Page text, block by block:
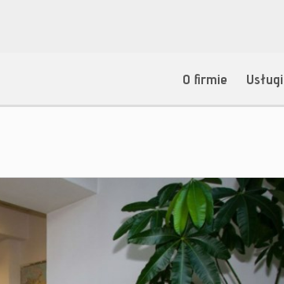
O firmie Usługi